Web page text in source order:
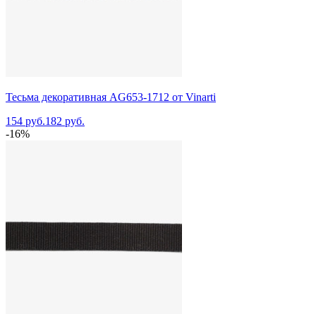
Тесьма декоративная AG653-1712 от Vinarti
154 руб.182 руб.
-16%